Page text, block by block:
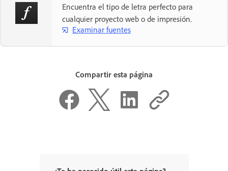
Encuentra el tipo de letra perfecto para
cualquier proyecto web o de impresión.
Examinar fuentes
Compartir esta página